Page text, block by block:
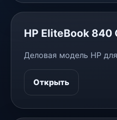
HP EliteBook 840
Деловая модель HP
Открыть